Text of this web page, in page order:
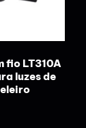
fio LT310A
luzes de